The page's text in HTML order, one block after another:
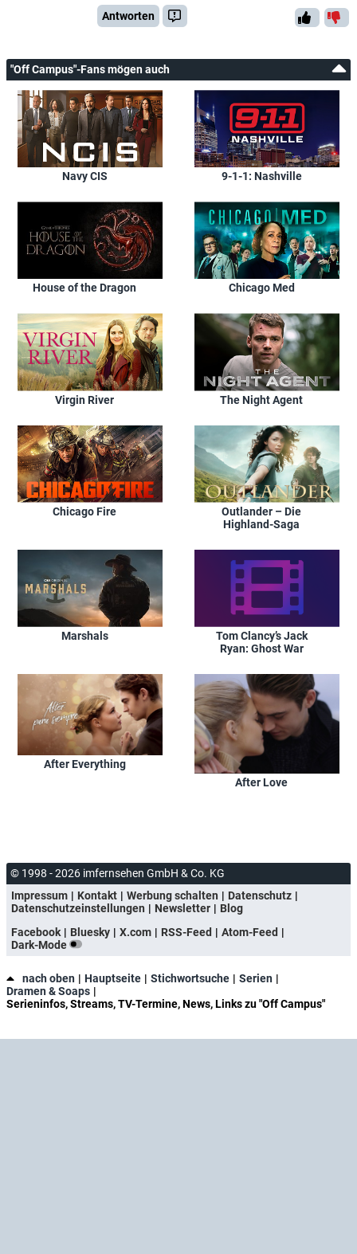
Antworten
"Off Campus"-Fans mögen auch
Navy CIS 9-1-1: Nashville
House of the Dragon Chicago Med
Virgin River The Night Agent
Chicago Fire
Outlander – Die
Highland-Saga
Marshals
Tom Clancy’s Jack
Ryan: Ghost War
After Everything
After Love
© 1998 - 2026 imfernsehen GmbH & Co. KG
Impressum
Kontakt Werbung schalten
Datenschutz
Datenschutzeinstellungen
Newsletter
Blog
Facebook
Bluesky X.com RSS-Feed
Atom-Feed
Dark-Mode
nach oben Hauptseite Stichwortsuche
Serien
Dramen & Soaps
Serieninfos, Streams, TV-Termine, News, Links zu "Off Campus"